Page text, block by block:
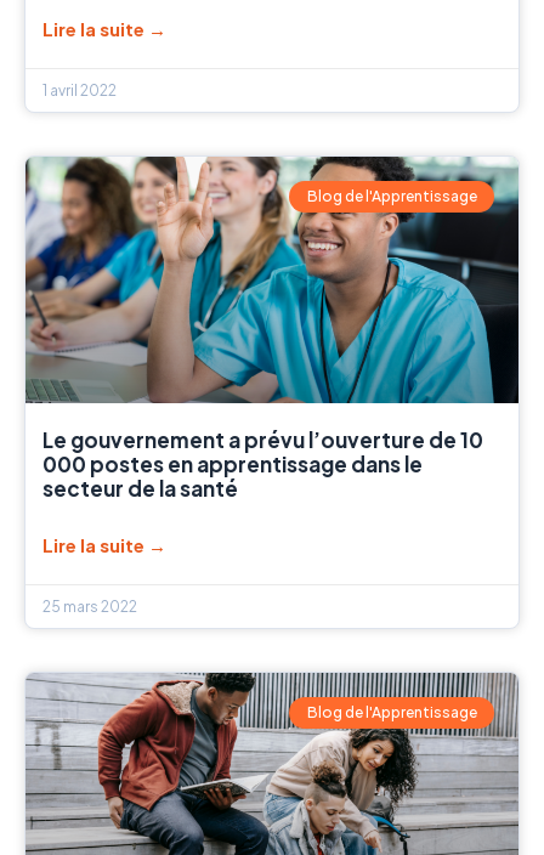
Lire la suite →
1 avril 2022
Blog de l'Apprentissage
Le gouvernement a prévu l’ouverture de 10
000 postes en apprentissage dans le
secteur de la santé
Lire la suite →
25 mars 2022
Blog de l'Apprentissage